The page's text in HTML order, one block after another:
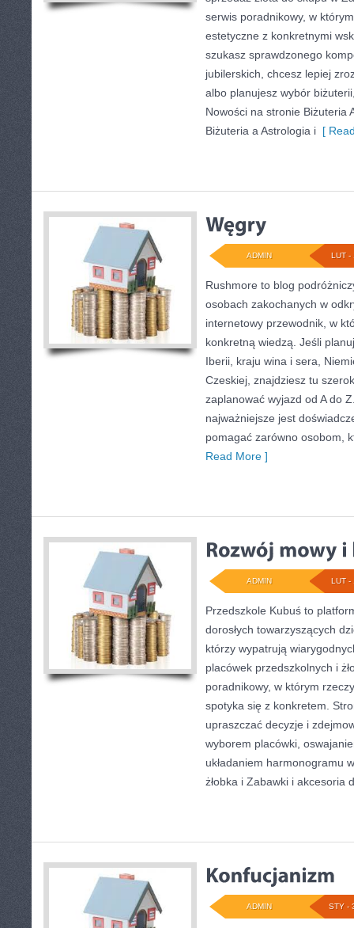
serwis poradnikowy, w
estetyczne z konkretnymi
szukasz sprawdzonego
jubilerskich, chcesz lepiej
albo planujesz wybór
Nowości na stronie Biżuteria
Biżuteria a Astrologia i [
LUT -
ADMIN
Rushmore to blog
osobach zakochanych w
internetowy przewodnik, w
konkretną wiedzą. Jeśli
Iberii, kraju wina i sera,
Czeskiej, znajdziesz tu
zaplanować wyjazd od A do
najważniejsze jest
pomagać zarówno osobom,
Read More ]
LUT -
ADMIN
Przedszkole Kubuś to
dorosłych towarzyszących
którzy wypatrują
placówek przedszkolnych i
poradnikowy, w którym
spotyka się z konkretem.
upraszczać decyzje i
wyborem placówki,
układaniem harmonogramu
żłobka i Zabawki i akcesoria
STY -
ADMIN